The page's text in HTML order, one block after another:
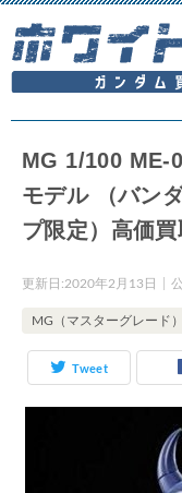
MG 1/100 ME-
モデル （バン
プ限定）高価買
更新日:2020年2月13日
MG（マスターグレード）
Tweet